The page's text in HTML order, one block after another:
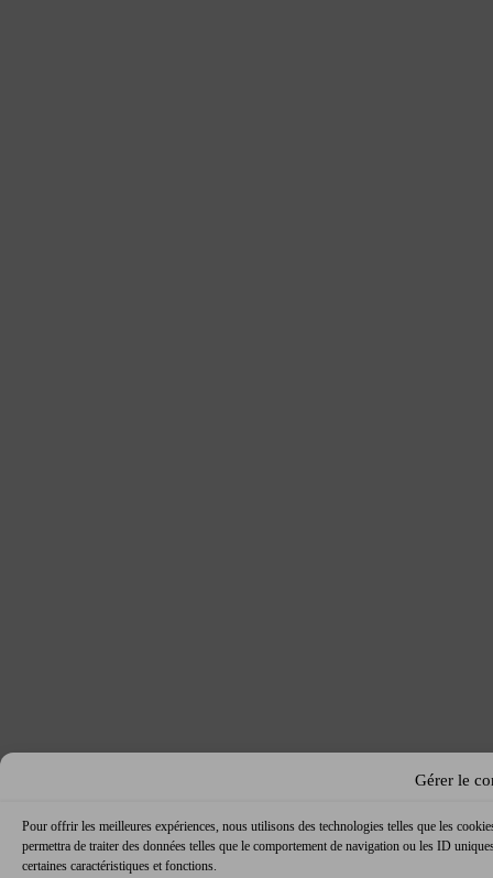
Gérer le
Pour offrir les meilleures expériences, nous utilisons des technologies telles que les
permettra de traiter des données telles que le comportement de navigation ou les ID
certaines caractéristiques et fonctions.